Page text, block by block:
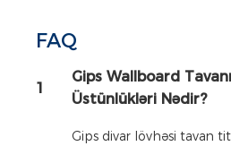
FAQ
1
Gips Wallboard
Üstünlükləri Nədir?
Gips divar lövhəsi tavan